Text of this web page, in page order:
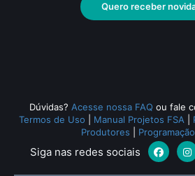
Quero receber
Dúvidas? Acesse nossa FAQ ou fale
Termos de Uso
Manual Projetos FSA
Produtores
Siga nas redes sociais